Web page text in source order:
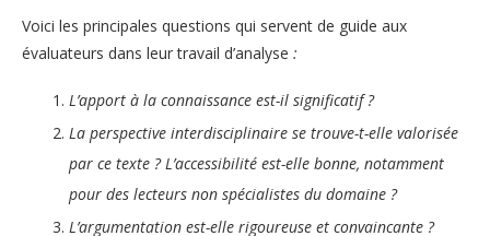
Voici les principales questions qui servent de guide aux
évaluateurs dans leur travail d’analyse :
L’apport à la connaissance est-il significatif ?
La perspective interdisciplinaire se trouve-t-elle valorisée
par ce texte ? L’accessibilité est-elle bonne, notamment
pour des lecteurs non spécialistes du domaine ?
L’argumentation est-elle rigoureuse et convaincante ?